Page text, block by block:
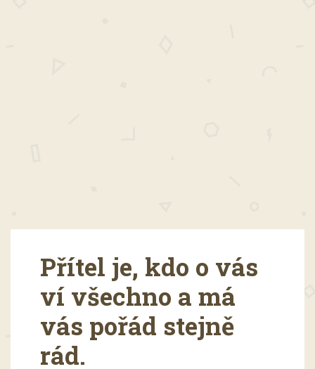
Přítel je, kdo o vás
ví všechno a má
vás pořád stejně
rád.